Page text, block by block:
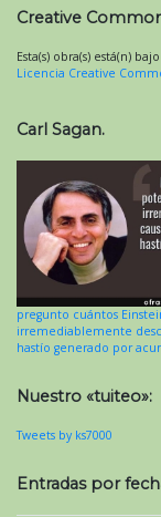
Creative
Esta(s) obra(s) está(n)
Licencia Creative
Carl Sagan.
pregunto cuántos
irremediablemente
hastío generado por
Nuestro «tuiteo»:
Tweets by ks7000
Entradas por